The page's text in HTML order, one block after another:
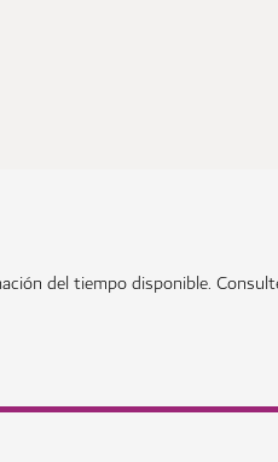
del tiempo disponible.